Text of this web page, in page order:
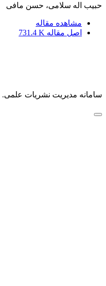
حبیب اله سلامی، حسن مافی
مشاهده مقاله
اصل مقاله 731.4 K
سامانه مدیریت نشریات علمی.